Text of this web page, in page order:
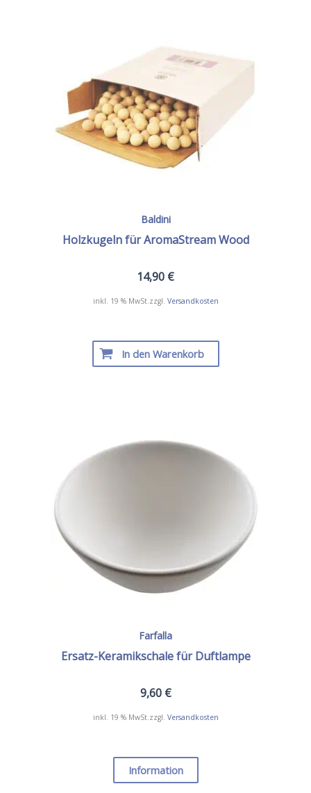
Baldini
Holzkugeln für AromaStream Wood
14,90 €
inkl. 19 % MwSt. zzgl. Versandkosten
In den Warenkorb
Farfalla
Ersatz-Keramikschale für Duftlampe
9,60 €
inkl. 19 % MwSt. zzgl. Versandkosten
Information